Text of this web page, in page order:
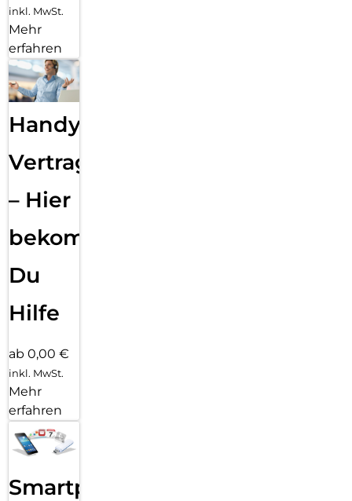
inkl. MwSt.
Mehr
erfahren
Handy
Vertragsabwicklung
– Hier
bekommst
Du
Hilfe
ab 0,00 €
inkl. MwSt.
Mehr
erfahren
Smartphone